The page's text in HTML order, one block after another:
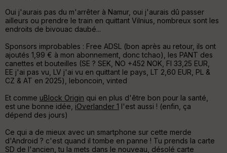
Oui j'aurais pas du m'arrêter à Namur, oui j'aurais dû passer
ailleurs ou prendre le train en quittant Vilnius, nombreux sont les
endroits de bivouac daubé...
Sponsors improbables : Free ADSL (bon après au retour, ils ont
ajoutés 1,99 € à mon abonnement, donc tchao), les PANT des
canettes et bouteilles (SE ? SEK , NO +452 NOK , FI 33,25 EUR
EE j'ai pas vu , LV j'ai vu en quittant le pays , LT 2,60 EUR , PL &
CZ & AT en 2025), leboncoin, vinted
Et comme uBlock Origin qui en plus d'être bon pour la santé,
est une bonne idée, iOverlander 1 l'est aussi ! (enfin, ça
dépend des jours)
Ce qui a de mieux avec un smartphone sur cette merde
d'Android ? c'est quand il tombe en panne ! Tu prends la carte
SD de l'ancien, tu la mets dans le nouveau, désolé carte